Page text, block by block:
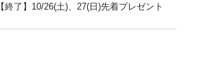
【終了】10/26(土)、27(日)先着プレゼント